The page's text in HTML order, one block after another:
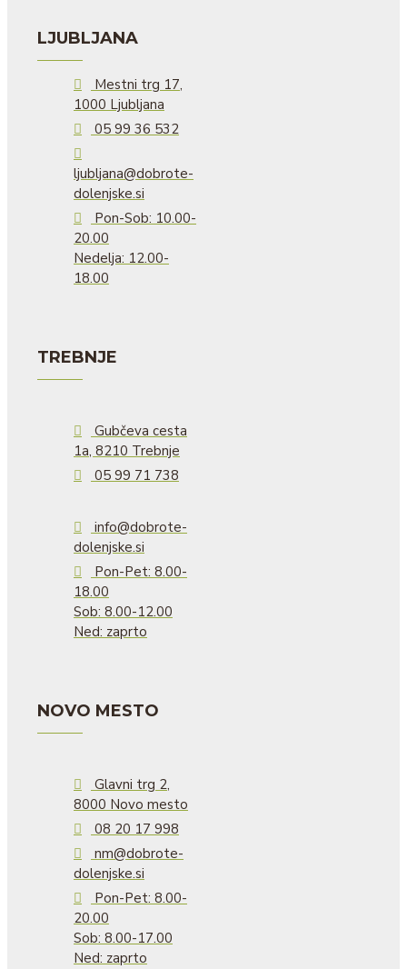
LJUBLJANA
Mestni trg 17,
1000 Ljubljana
05 99 36 532
ljubljana@dobrote-
dolenjske.si
Pon-Sob: 10.00-
20.00
Nedelja: 12.00-
18.00
TREBNJE
Gubčeva cesta
1a, 8210 Trebnje
05 99 71 738
info@dobrote-
dolenjske.si
Pon-Pet: 8.00-
18.00
Sob: 8.00-12.00
Ned: zaprto
NOVO MESTO
Glavni trg 2,
8000 Novo mesto
08 20 17 998
nm@dobrote-
dolenjske.si
Pon-Pet: 8.00-
20.00
Sob: 8.00-17.00
Ned: zaprto